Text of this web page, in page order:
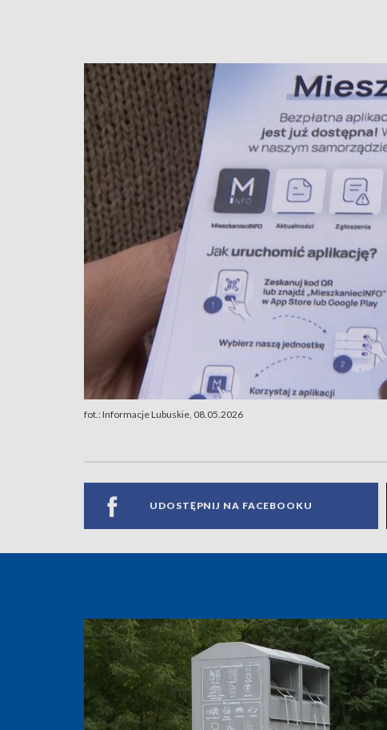
fot.: Informacje Lubuskie, 08.05.2026
UDOSTĘPNIJ NA FACEBOOKU